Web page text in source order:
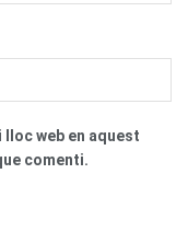
lloc web en aquest
comenti.